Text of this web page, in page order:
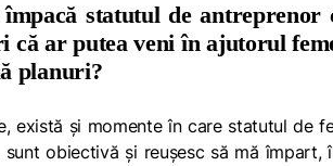
împacă statutul de antreprenor
că ar putea veni în ajutorul
planuri?
există și momente în care statutul de
sunt obiectivă și reușesc să mă